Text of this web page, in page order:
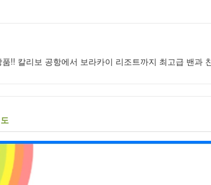
!! 칼리보 공항에서 보라카이 리조트까지 최고급 밴과